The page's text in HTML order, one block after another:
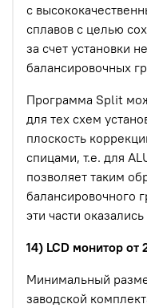
с
сплавов с целью
за счет установки
балансировочных
Программа Split
для тех схем
плоскость
спицами, т.е. для
позволяет таким
балансировочного
эти части
14) LCD монитор от
Минимальный
заводской